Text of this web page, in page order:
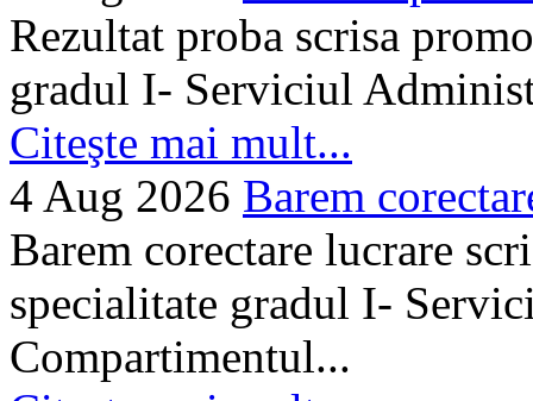
Rezultat proba scrisa
gradul I- Serviciul
Citeşte mai mult...
4 Aug 2026 Barem
Barem corectare lucrare
specialitate gradul I-
Compartimentul...